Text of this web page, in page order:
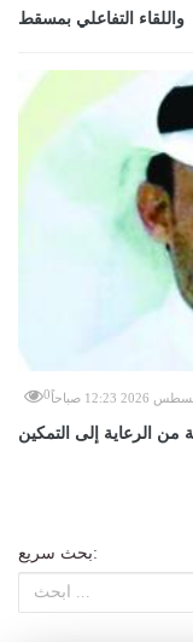
واللقاء التفاعلي بمسقط
0
من الرعاية إلى التمكين
بحث سريع: